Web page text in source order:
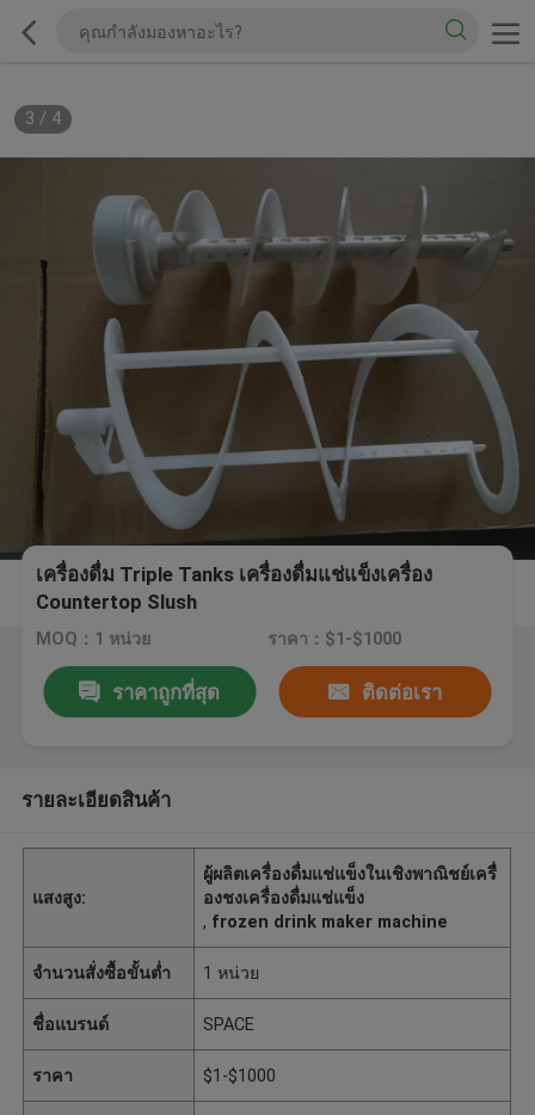
3 / 4
เครื่องดื่ม Triple Tanks เครื่องดื่มแช่แข็งเครื่อง
Countertop Slush
MOQ：1 หน่วย ราคา：$1-$1000
ราคาถูกที่สุด ติดต่อเรา
รายละเอียดสินค้า
แสงสูง:
ผู้ผลิตเครื่องดื่มแช่แข็งในเชิงพาณิชย์เครื่
องชงเครื่องดื่มแช่แข็ง
, frozen drink maker machine
จำนวนสั่งซื้อขั้นต่ำ 1 หน่วย
ชื่อแบรนด์ SPACE
ราคา $1-$1000